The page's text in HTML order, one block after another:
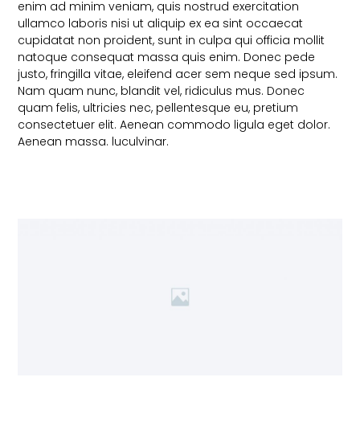
enim ad minim veniam, quis nostrud exercitation
ullamco laboris nisi ut aliquip ex ea sint occaecat
cupidatat non proident, sunt in culpa qui officia mollit
natoque consequat massa quis enim. Donec pede
justo, fringilla vitae, eleifend acer sem neque sed ipsum.
Nam quam nunc, blandit vel, ridiculus mus. Donec
quam felis, ultricies nec, pellentesque eu, pretium
consectetuer elit. Aenean commodo ligula eget dolor.
Aenean massa. luculvinar.